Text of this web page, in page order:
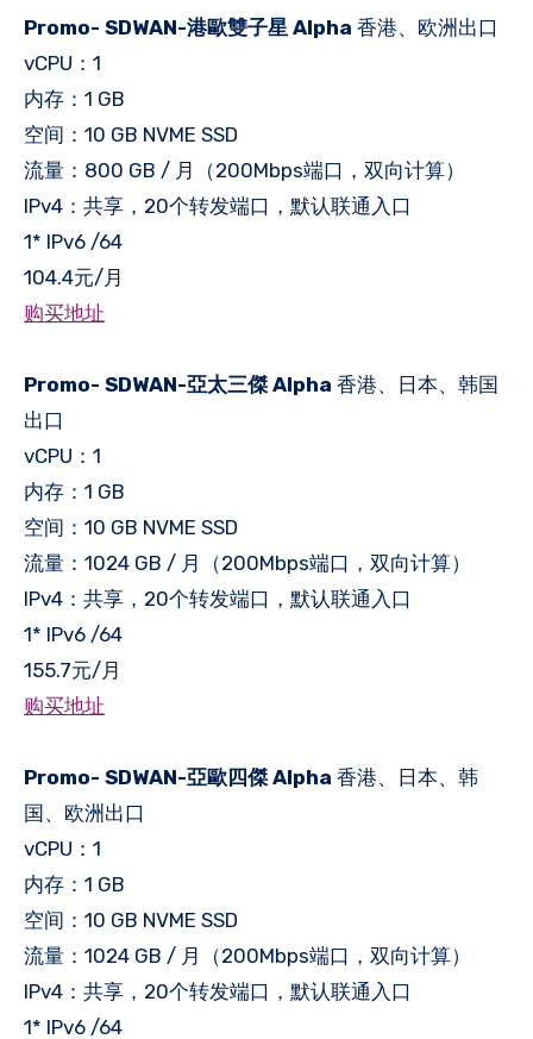
Promo- SDWAN-港歐雙子星 Alpha 香港、欧洲出口
vCPU：1
内存：1 GB
空间：10 GB NVME SSD
流量：800 GB / 月（200Mbps端口，双向计算）
IPv4：共享，20个转发端口，默认联通入口
1* IPv6 /64
104.4元/月
购买地址
Promo- SDWAN-亞太三傑 Alpha 香港、日本、韩国
出口
vCPU：1
内存：1 GB
空间：10 GB NVME SSD
流量：1024 GB / 月（200Mbps端口，双向计算）
IPv4：共享，20个转发端口，默认联通入口
1* IPv6 /64
155.7元/月
购买地址
Promo- SDWAN-亞歐四傑 Alpha 香港、日本、韩
国、欧洲出口
vCPU：1
内存：1 GB
空间：10 GB NVME SSD
流量：1024 GB / 月（200Mbps端口，双向计算）
IPv4：共享，20个转发端口，默认联通入口
1* IPv6 /64